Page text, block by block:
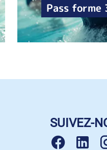
Pass forme
SUIVEZ-